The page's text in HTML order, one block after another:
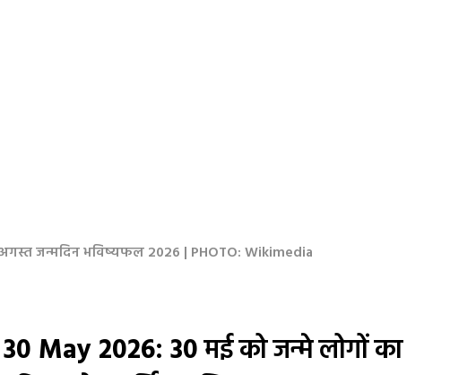
जन्मदिन भविष्यफल 2026 | PHOTO: Wikimedia
May 2026: 30मई को जन्मे लोगों का